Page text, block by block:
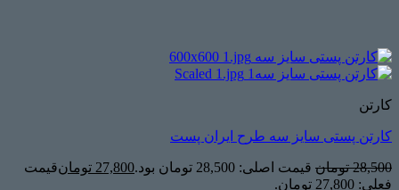
کارتن
کارتن پستی سایز سه طرح ایران پست
28,500 تومان قیمت اصلی: 28,500 تومان بود. 27,800 تومانقیمت
فعلی: 27,800 تومان.